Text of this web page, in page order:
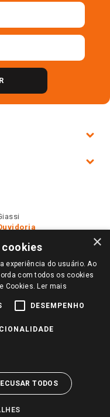
×
cookies
experiência do usuário. Ao
com todos os cookies
Cookies. Ler mais
DESEMPENHO
TODOS